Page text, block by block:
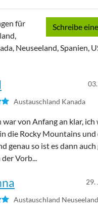
Schreibe
für
Neuseeland, Spanien,
Austauschland Kanada
war von Anfang an klar, ich
die Rocky Mountains
genau so ist es dann
Vorb...
29.
Austauschland Neuseeland